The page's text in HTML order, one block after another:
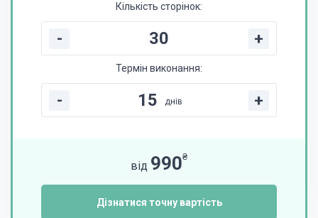
Кількість сторінок:
- +
Термін виконання:
- днів +
від 990₴
Дізнатися точну вартість